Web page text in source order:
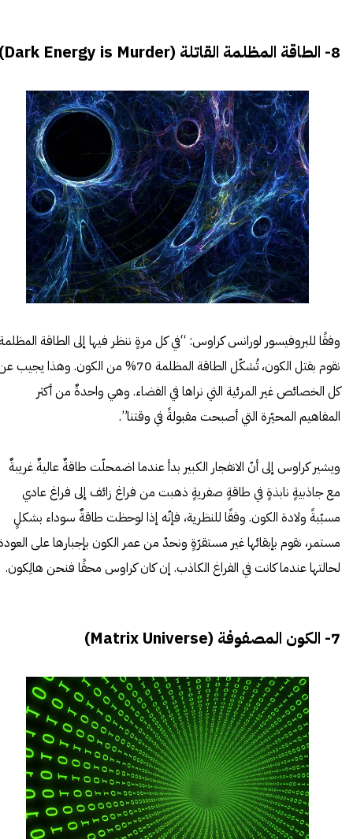
8- الطاقة المظلمة القاتلة (Dark Energy is Murder)
وفقًا للبروفيسور لورانس كراوس: “في كل مرةٍ ننظر فيها إلى الطاقة
نقوم بقتل الكون، تُشكّل الطاقة المظلمة 70% من الكون. وهذا يجيب
كل الخصائص غير المرئية التي نراها في الفضاء. وهي واحدةٌ من أكثر
المفاهيم المحيّرة التي أصبحت مقبولةً في وقتنا”.
ويشير كراوس إلى أنّ الانفجار الكبير بدأ عندما اضمحلّت طاقةٌ عاليةٌ غريبةٌ
مع جاذبيةٍ نابذةٍ في طاقةٍ صفريةٍ ذهبت من فراغ زائف إلى فراغ عادي
مسبّبةً ولادة الكون. وفقًا للنظرية، فإنّه إذا لوحظت طاقةٌ سوداء بشكلٍ
مستمر، نقوم بإبقائها غير مستقرّةٍ ونحدّ من عمر الكون بإجبارها على
لحالتها عندما كانت في الفراغ الكاذب. إن كان كراوس محقًا فنحن هالِكون.
7- الكون المصفوفة (Matrix Universe)